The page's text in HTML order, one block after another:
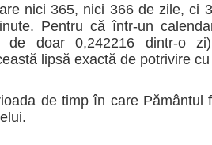
nici 365, nici 366 de zile, ci
Pentru că într-un
de doar 0,242216 dintr-o
lipsă exactă de potrivire
de timp în care Pământul